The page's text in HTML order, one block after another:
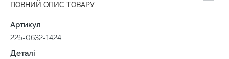
ПОВНИЙ ОПИС ТОВАРУ
Артикул
225-0632-1424
Деталі